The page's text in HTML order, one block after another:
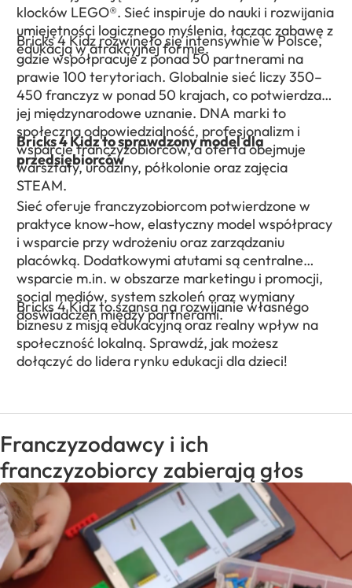
klocków LEGO®. Sieć inspiruje do nauki i rozwijania
umiejętności logicznego myślenia, łącząc zabawę z
edukacją w atrakcyjnej formie.
Bricks 4 Kidz rozwinęło się intensywnie w Polsce,
gdzie współpracuje z ponad 50 partnerami na
prawie 100 terytoriach. Globalnie sieć liczy 350–
450 franczyz w ponad 50 krajach, co potwierdza
jej międzynarodowe uznanie. DNA marki to
społeczna odpowiedzialność, profesjonalizm i
wsparcie franczyzobiorców, a oferta obejmuje
warsztaty, urodziny, półkolonie oraz zajęcia
STEAM.
Bricks 4 Kidz to sprawdzony model dla
przedsiębiorców
Sieć oferuje franczyzobiorcom potwierdzone w
praktyce know-how, elastyczny model współpracy
i wsparcie przy wdrożeniu oraz zarządzaniu
placówką. Dodatkowymi atutami są centralne
wsparcie m.in. w obszarze marketingu i promocji,
social mediów, system szkoleń oraz wymiany
doświadczeń między partnerami.
Bricks 4 Kidz to szansa na rozwijanie własnego
biznesu z misją edukacyjną oraz realny wpływ na
społeczność lokalną. Sprawdź, jak możesz
dołączyć do lidera rynku edukacji dla dzieci!
Franczyzodawcy i ich
franczyzobiorcy zabierają głos